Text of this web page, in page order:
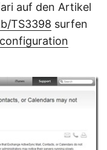
auf den Artikel
TS3398 surfen